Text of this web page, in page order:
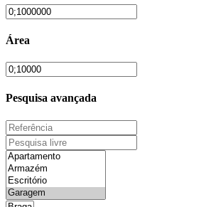
Área
Pesquisa avançada